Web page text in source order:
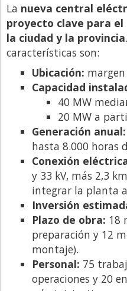
La nueva central
proyecto clave para
la ciudad y la provincia
características son:
Ubicación:
Capacidad
40 MW
20 MW a
Generación anual:
hasta 8.000 horas
Conexión
y 33 kV, más 2,3
integrar la planta
Inversión
Plazo de obra: 18
preparación y 12
montaje).
Personal: 75
operaciones y 20